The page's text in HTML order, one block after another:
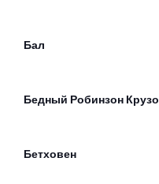
Бал
Бедный Робинзон Крузо
Бетховен